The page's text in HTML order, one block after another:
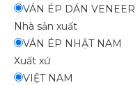
VÁN ÉP DÁN VENEER
Nhà sản xuất
VÁN ÉP NHẬT NAM
Xuất xứ
VIỆT NAM